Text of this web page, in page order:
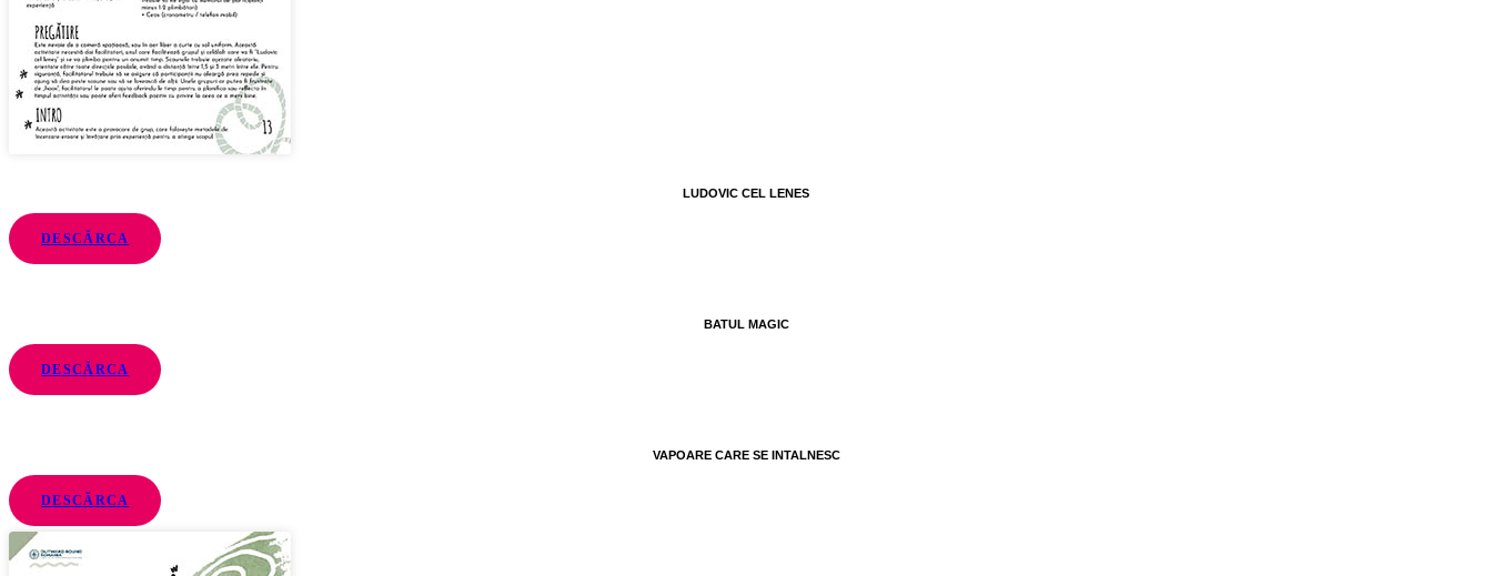
LUDOVIC CEL LENES
DESCĂRCA
BATUL MAGIC
DESCĂRCA
VAPOARE CARE SE INTALNESC
DESCĂRCA